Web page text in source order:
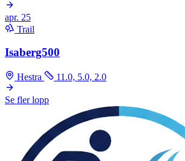
apr. 25
Trail
Isaberg500
Hestra 11.0, 5.0, 2.0
Se fler lopp